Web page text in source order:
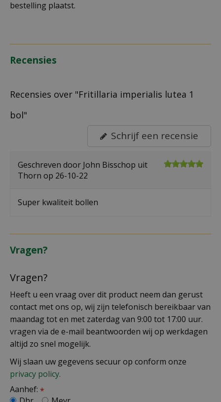
bestelling plaatst.
Recensies
Recensies over "Fritillaria imperialis lutea 1
bol"
Schrijf een recensie
Geschreven door John Bisschop uit
Thorn op 26-10-22
Super kwaliteit bollen
Vragen?
Vragen?
Heeft u een vraag over dit product neem dan gerust
contact met ons op, wij zijn telefonisch bereikbaar van
maandag tot en met zaterdag van 9:00 tot 17:00 uur.
vragen via de e-mail beantwoorden wij op werkdagen
altijd zo snel mogelijk.
Wij slaan uw gegevens secuur op conform onze
privacy policy.
Aanhef: *